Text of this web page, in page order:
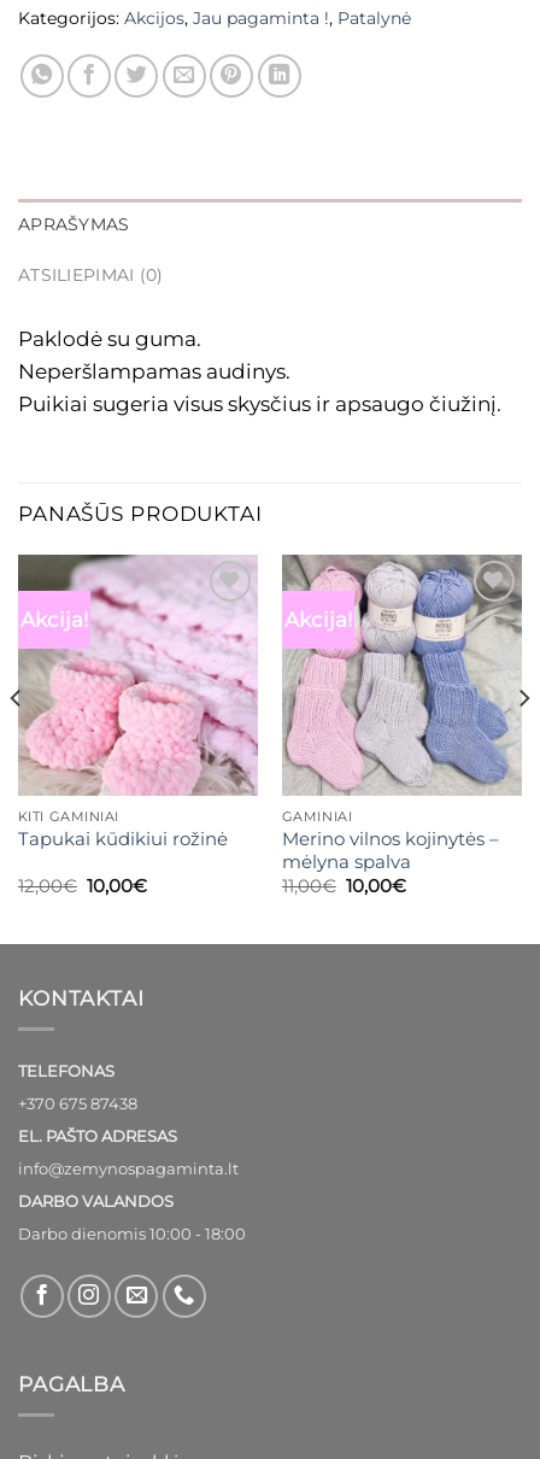
Kategorijos: Akcijos, Jau pagaminta !, Patalynė
APRAŠYMAS
ATSILIEPIMAI (0)
Paklodė su guma.
Neperšlampamas audinys.
Puikiai sugeria visus skysčius ir apsaugo čiužinį.
PANAŠŪS PRODUKTAI
Akcija! Mėgstamiausias
KITI GAMINIAI
Tapukai kūdikiui rožinė
12,00€ Original
price
10,00€Current
Akcija! Mėgstamiausias
GAMINIAI
Merino vilnos kojinytės –
mėlyna spalva
11,00€ Original
price
10,00€Current
KONTAKTAI
TELEFONAS
+370 675 87438
EL. PAŠTO ADRESAS
info@zemynospagaminta.lt
DARBO VALANDOS
Darbo dienomis 10:00 - 18:00
PAGALBA